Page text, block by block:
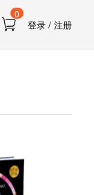
0
登录 / 注册